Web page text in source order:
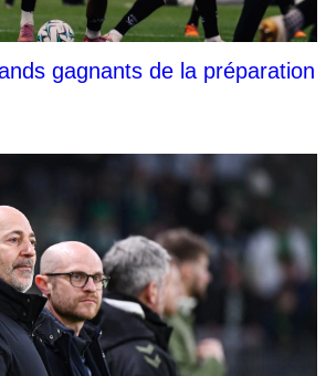
gagnants de la préparation